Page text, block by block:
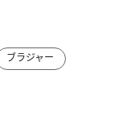
ブラジャー